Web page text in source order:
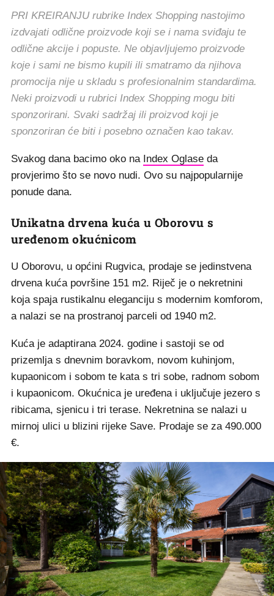
PRI KREIRANJU rubrike Index Shopping nastojimo
izdvajati odlične proizvode koji se i nama sviđaju te
odlične akcije i popuste. Ne objavljujemo proizvode
koje i sami ne bismo kupili ili smatramo da njihova
promocija nije u skladu s profesionalnim standardima.
Neki proizvodi u rubrici Index Shopping mogu biti
sponzorirani. Svaki sadržaj ili proizvod koji je
sponzoriran će biti i posebno označen kao takav.
Svakog dana bacimo oko na Index Oglase da
provjerimo što se novo nudi. Ovo su najpopularnije
ponude dana.
Unikatna drvena kuća u Oborovu s
uređenom okućnicom
U Oborovu, u općini Rugvica, prodaje se jedinstvena
drvena kuća površine 151 m2. Riječ je o nekretnini
koja spaja rustikalnu eleganciju s modernim komforom,
a nalazi se na prostranoj parceli od 1940 m2.
Kuća je adaptirana 2024. godine i sastoji se od
prizemlja s dnevnim boravkom, novom kuhinjom,
kupaonicom i sobom te kata s tri sobe, radnom sobom
i kupaonicom. Okućnica je uređena i uključuje jezero s
ribicama, sjenicu i tri terase. Nekretnina se nalazi u
mirnoj ulici u blizini rijeke Save. Prodaje se za 490.000
€.